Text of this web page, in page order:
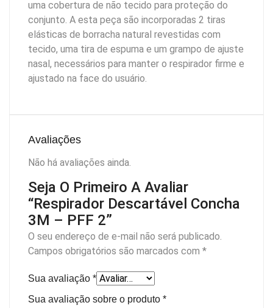
uma cobertura de não tecido para proteção do
conjunto. A esta peça são incorporadas 2 tiras
elásticas de borracha natural revestidas com
tecido, uma tira de espuma e um grampo de ajuste
nasal, necessários para manter o respirador firme e
ajustado na face do usuário.
Avaliações
Não há avaliações ainda.
Seja O Primeiro A Avaliar
“Respirador Descartável Concha
3M – PFF 2”
O seu endereço de e-mail não será publicado.
Campos obrigatórios são marcados com *
Sua avaliação *
Sua avaliação sobre o produto *